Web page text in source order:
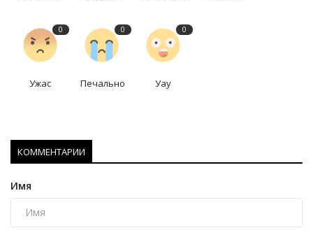
0
Ужас
0
Печально
0
Уау
КОММЕНТАРИИ
Имя